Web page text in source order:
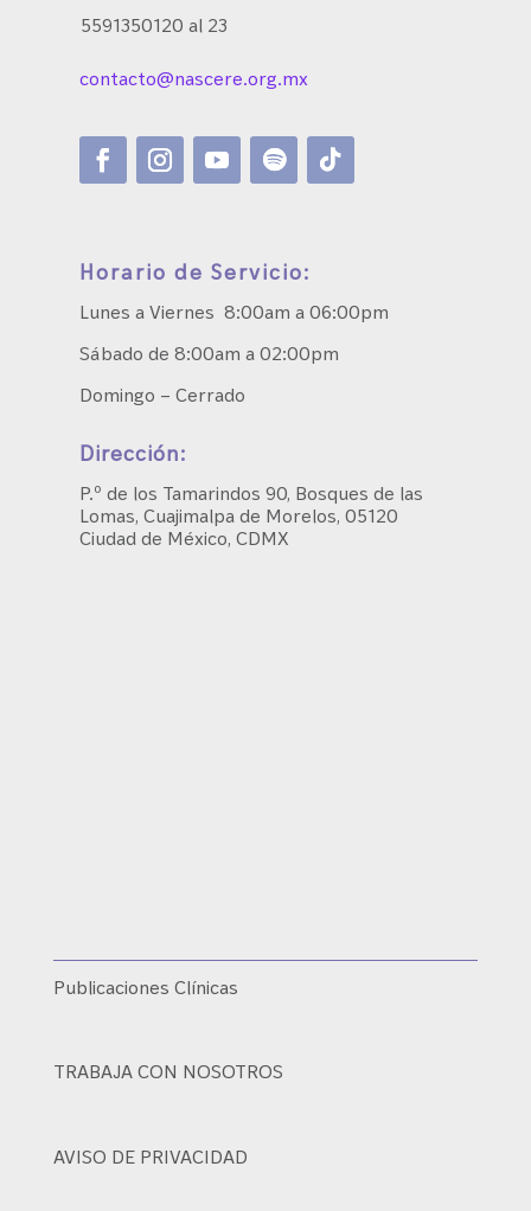
5591350120 al 23
contacto@nascere.org.mx
Horario de Servicio:
Lunes a Viernes 8:00am a 06:00pm
Sábado de 8:00am a 02:00pm
Domingo – Cerrado
Dirección:
P.º de los Tamarindos 90, Bosques de las
Lomas, Cuajimalpa de Morelos, 05120
Ciudad de México, CDMX
Publicaciones Clínicas
TRABAJA CON NOSOTROS
AVISO DE PRIVACIDAD